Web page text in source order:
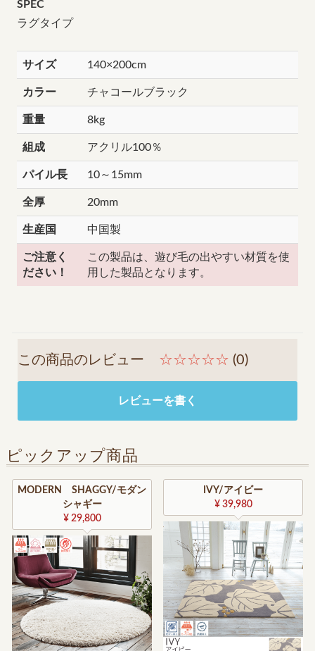
SPEC
ラグタイプ
サイズ 140×200cm
カラー チャコールブラック
重量 8kg
組成 アクリル100％
パイル長 10～15mm
全厚 20mm
生産国 中国製
ご注意く
ださい！
この製品は、遊び毛の出やすい材質を使
用した製品となります。
この商品のレビュー ☆☆☆☆☆ (0)
レビューを書く
ピックアップ商品
MODERN SHAGGY/モダン
シャギー
¥ 29,800
IVY/アイビー
¥ 39,980